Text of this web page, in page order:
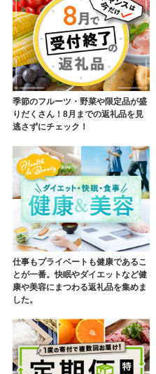
季節のフルーツ・野菜や限定品が盛
りだくさん！8月までの返礼品を見
逃さずにチェック！
仕事もプライベートも健康であるこ
とが一番。快眠やダイエットなど健
康や美容にまつわる返礼品を集めま
した。